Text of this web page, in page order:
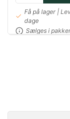
Få på lager |
dage
Sælges i